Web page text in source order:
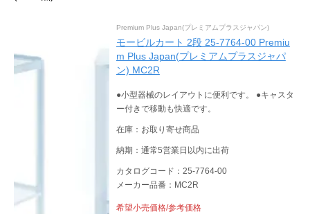
Premium Plus Japan(プレミアムプラスジャパン)
モービルカート 2段 25-7764-00 Premiu
m Plus Japan(プレミアムプラスジャパ
ン) MC2R
●小型器械のレイアウトに便利です。 ●キャスタ
ー付きで移動も快適です。
在庫：お取り寄せ商品
納期：通常5営業日以内に出荷
カタログコード：25-7764-00
メーカー品番：MC2R
希望小売価格/参考価格